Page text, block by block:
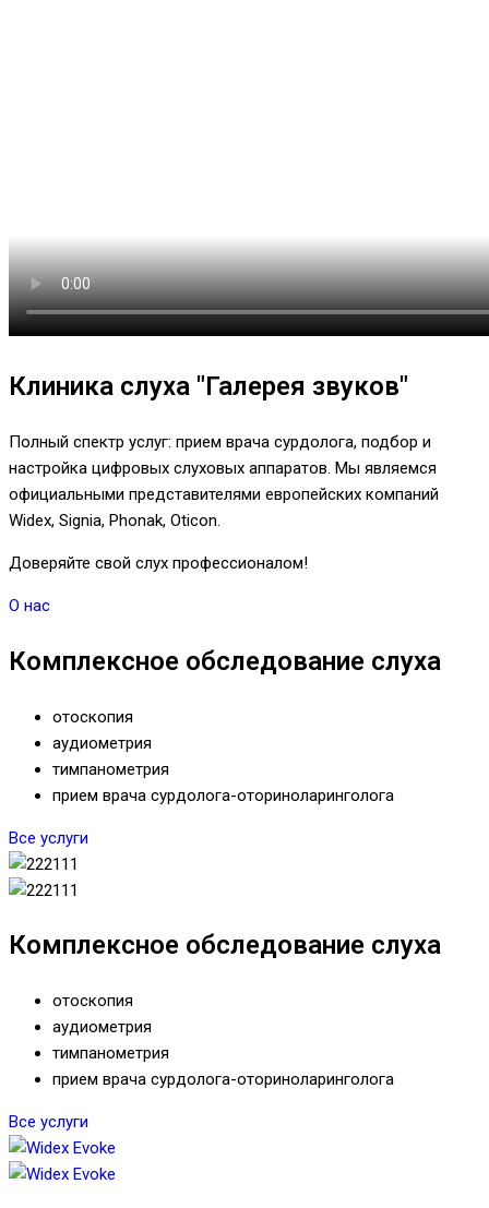
Клиника слуха "Галерея звуков"
Полный спектр услуг: прием врача сурдолога, подбор и
настройка цифровых слуховых аппаратов. Мы являемся
официальными представителями европейских компаний
Widex, Signia, Phonak, Oticon.
Доверяйте свой слух профессионалом!
О нас
Комплексное обследование слуха
отоскопия
аудиометрия
тимпанометрия
прием врача сурдолога-оториноларинголога
Все услуги
Комплексное обследование слуха
отоскопия
аудиометрия
тимпанометрия
прием врача сурдолога-оториноларинголога
Все услуги